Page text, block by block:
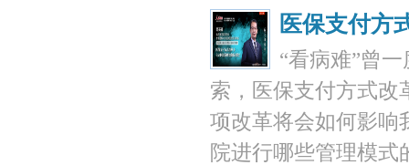
医保支付方
“看病难”曾
索，医保支付方式改
项改革将会如何影响
院进行哪些管理模式